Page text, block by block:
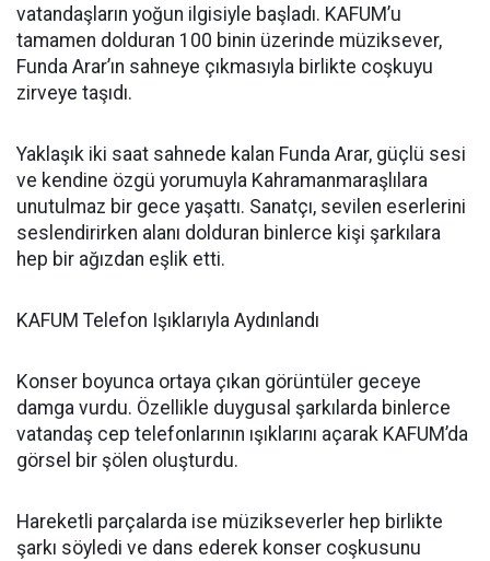
vatandaşların yoğun ilgisiyle başladı. KAFUM’u
tamamen dolduran 100 binin üzerinde müziksever,
Funda Arar’ın sahneye çıkmasıyla birlikte coşkuyu
zirveye taşıdı.
Yaklaşık iki saat sahnede kalan Funda Arar, güçlü sesi
ve kendine özgü yorumuyla Kahramanmaraşlılara
unutulmaz bir gece yaşattı. Sanatçı, sevilen eserlerini
seslendirirken alanı dolduran binlerce kişi şarkılara
hep bir ağızdan eşlik etti.
KAFUM Telefon Işıklarıyla Aydınlandı
Konser boyunca ortaya çıkan görüntüler geceye
damga vurdu. Özellikle duygusal şarkılarda binlerce
vatandaş cep telefonlarının ışıklarını açarak KAFUM’da
görsel bir şölen oluşturdu.
Hareketli parçalarda ise müzikseverler hep birlikte
şarkı söyledi ve dans ederek konser coşkusunu